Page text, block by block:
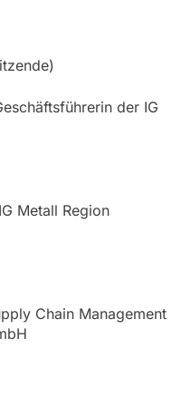
der IG
Metall Region
Chain Management